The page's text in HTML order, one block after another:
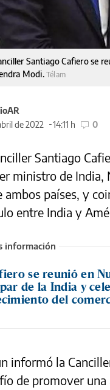
Santiago Cafiero se
Modi. Télam
de 2022
14:11 h 0
Santiago
ministro de India,
ambos países, y
entre India y
se reunió en
de la India y
del
informó la
de promover